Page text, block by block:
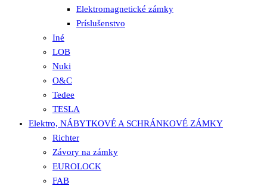
Elektromagnetické zámky
Príslušenstvo
Iné
LOB
Nuki
O&C
Tedee
TESLA
Elektro, NÁBYTKOVÉ A SCHRÁNKOVÉ ZÁMKY
Richter
Závory na zámky
EUROLOCK
FAB